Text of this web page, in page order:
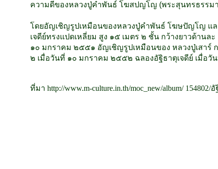
ความดีของหลวงปู่คำพันธ์ โฆสปญโญ (พระสุนทรธรรม
โดยอัญเชิญรูปเหมือนของหลวงปู่คำพันธ์ โฆษปัญโญ แล
เจดีย์ทรงแปดเหลี่ยม สูง ๑๕ เมตร ๒ ชั้น กว้างยาวด้าน
๑๐ มกราคม ๒๕๕๑ อัญเชิญรูปเหมือนของ หลวงปู่เสา
๒ เมื่อวันที่ ๑๐ มกราคม ๒๕๕๒ ฉลองอัฐิธาตุเจดีย์ เมื่อ
ที่มา http://www.m-culture.in.th/moc_new/album/ 154802/